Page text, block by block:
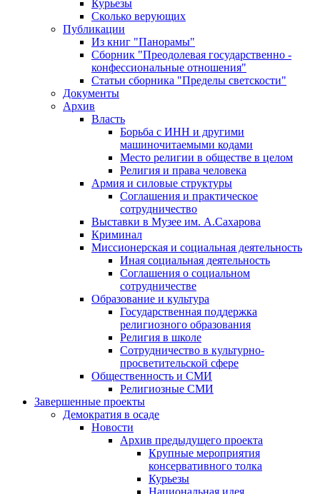
Курьезы
Сколько верующих
Публикации
Из книг "Панорамы"
Сборник "Преодолевая государственно -
конфессиональные отношения"
Статьи сборника "Пределы светскости"
Документы
Архив
Власть
Борьба с ИНН и другими
машиночитаемыми кодами
Место религии в обществе в целом
Религия и права человека
Армия и силовые структуры
Соглашения и практическое
сотрудничество
Выставки в Музее им. А.Сахарова
Криминал
Миссионерская и социальная деятельность
Иная социальная деятельность
Соглашения о социальном
сотрудничестве
Образование и культура
Государственная поддержка
религиозного образования
Религия в школе
Сотрудничество в культурно-
просветительской сфере
Общественность и СМИ
Религиозные СМИ
Завершенные проекты
Демократия в осаде
Новости
Архив предыдущего проекта
Крупные мероприятия
консервативного толка
Курьезы
Национальная идея,